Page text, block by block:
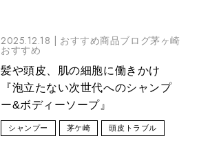
2025.12.18 | おすすめ商品ブログ茅ヶ崎
おすすめ
髪や頭皮、肌の細胞に働きかけ
『泡立たない次世代へのシャンプ
ー&ボディーソープ』
シャンプー 茅ケ崎 頭皮トラブル